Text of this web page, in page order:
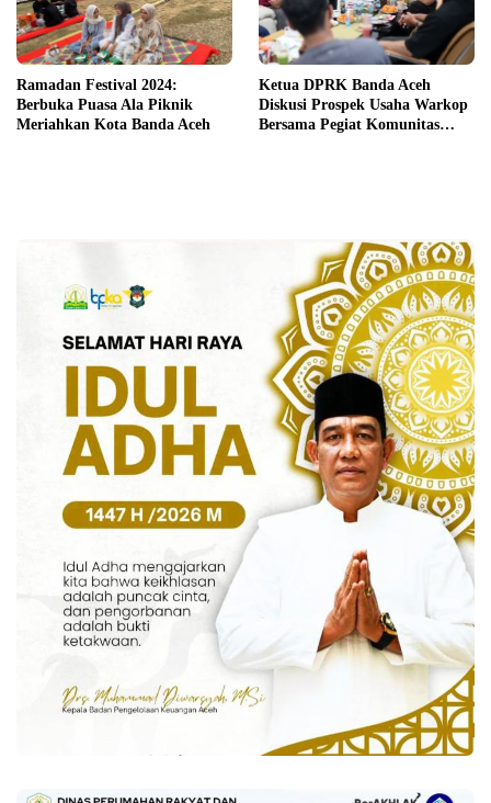
Ramadan Festival 2024:
Berbuka Puasa Ala Piknik
Meriahkan Kota Banda Aceh
Ketua DPRK Banda Aceh
Diskusi Prospek Usaha Warkop
Bersama Pegiat Komunitas